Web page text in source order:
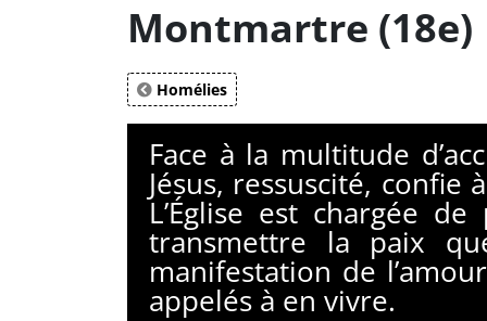
Montmartre (18e)
Homélies
Face à la multitude
Jésus, ressuscité,
L’Église est chargée
transmettre la paix
manifestation de
appelés à en vivre.